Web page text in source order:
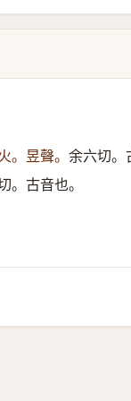
。昱聲。 余六切。
。古音也。